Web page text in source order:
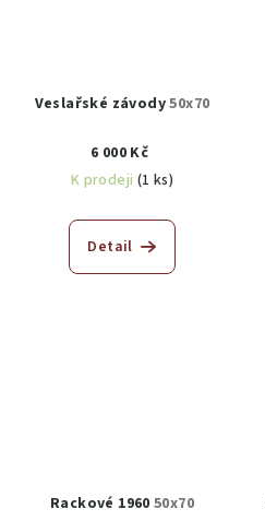
Veslařské závody50x70
6 000 Kč
K prodeji (1 ks)
Detail
Rackové 196050x70